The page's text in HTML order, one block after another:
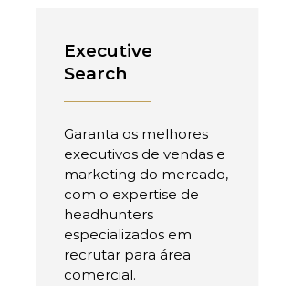
Executive
Search
Garanta os melhores
executivos de vendas e
marketing do mercado,
com o expertise de
headhunters
especializados em
recrutar para área
comercial.